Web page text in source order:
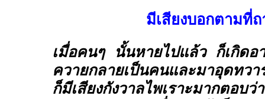
มีเสียงบอกตามที่
เมื่อคนๆ นั้นหายไปแล้ว ก็เกิดอ
ควายกลายเป็นคนและมาอุดทวา
ก็มีเสียงกังวาลไพเราะมากตอบว่า